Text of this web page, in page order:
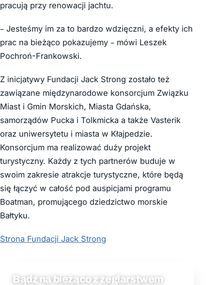
pracują przy renowacji jachtu.
– Jesteśmy im za to bardzo wdzięczni, a efekty ich
prac na bieżąco pokazujemy – mówi Leszek
Pochroń-Frankowski.
Z inicjatywy Fundacji Jack Strong zostało też
zawiązane międzynarodowe konsorcjum Związku
Miast i Gmin Morskich, Miasta Gdańska,
samorządów Pucka i Tolkmicka a także Vasterik
oraz uniwersytetu i miasta w Kłajpedzie.
Konsorcjum ma realizować duży projekt
turystyczny. Każdy z tych partnerów buduje w
swoim zakresie atrakcje turystyczne, które będą
się łączyć w całość pod auspicjami programu
Boatman, promującego dziedzictwo morskie
Bałtyku.
Strona Fundacji Jack Strong
Bądź na bieżąco z żeglarstwem